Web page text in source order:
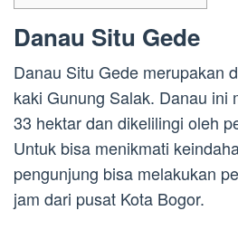
Danau Situ Gede
Danau Situ Gede merupakan
kaki Gunung Salak. Danau ini
33 hektar dan dikelilingi oleh
Untuk bisa menikmati
pengunjung bisa melakukan
jam dari pusat Kota Bogor.